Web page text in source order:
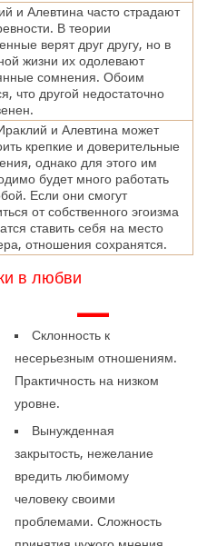
и Алевтина часто страдают
В теории
верят друг другу, но в
жизни их одолевают
сомнения. Обоим
что другой недостаточно
и Алевтина может
крепкие и доверительные
однако для этого им
будет много работать
Если они смогут
от собственного эгоизма
ставить себя на место
отношения сохранятся.
в любви
—
Склонность к
несерьезным отношениям.
Практичность на низком
уровне.
Вынужденная
закрытость, нежелание
вредить любимому
человеку своими
проблемами. Сложность